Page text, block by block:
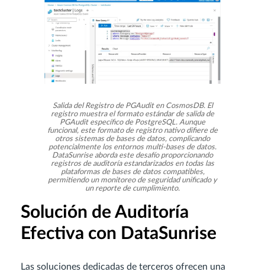
Salida del Registro de PGAudit en CosmosDB. El
registro muestra el formato estándar de salida de
PGAudit específico de PostgreSQL. Aunque
funcional, este formato de registro nativo difiere de
otros sistemas de bases de datos, complicando
potencialmente los entornos multi-bases de datos.
DataSunrise aborda este desafío proporcionando
registros de auditoría estandarizados en todas las
plataformas de bases de datos compatibles,
permitiendo un monitoreo de seguridad unificado y
un reporte de cumplimiento.
Solución de Auditoría
Efectiva con DataSunrise
Las soluciones dedicadas de terceros ofrecen una